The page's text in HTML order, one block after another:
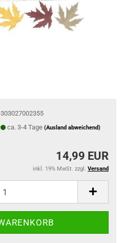
303027002355
ca. 3-4 Tage (Ausland abweichend)
14,99 EUR
inkl. 19% MwSt. zzgl. Versand